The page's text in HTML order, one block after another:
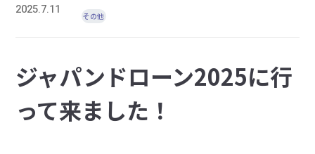
2025.7.11 その他
ジャパンドローン2025に行
って来ました！